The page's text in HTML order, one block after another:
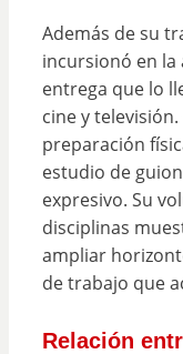
Además de su
incursionó en la
entrega que lo
cine y
preparación
estudio de
expresivo. Su
disciplinas
ampliar
de trabajo que
Relación